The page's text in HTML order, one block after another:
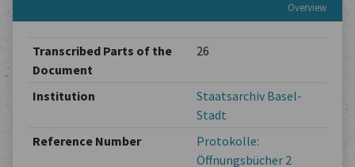
Overview
Transcribed Parts of the
Document
26
Institution
Staatsarchiv Basel-
Stadt
Reference Number
Protokolle:
Öffnungsbücher 2